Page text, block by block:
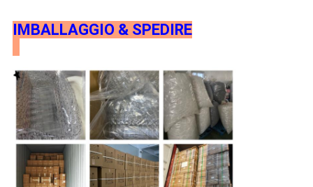
IMBALLAGGIO & SPEDIRE